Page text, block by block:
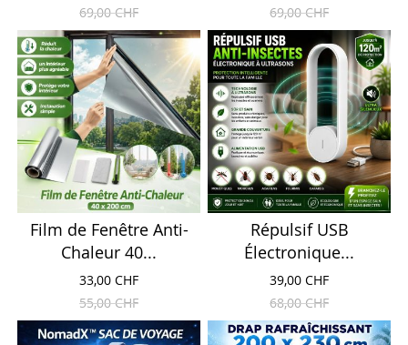
69,00 CHF
69,00 CHF
Film de Fenêtre Anti-
Chaleur 40...
33,00 CHF
55,00 CHF
Répulsif USB
Électronique...
39,00 CHF
68,00 CHF